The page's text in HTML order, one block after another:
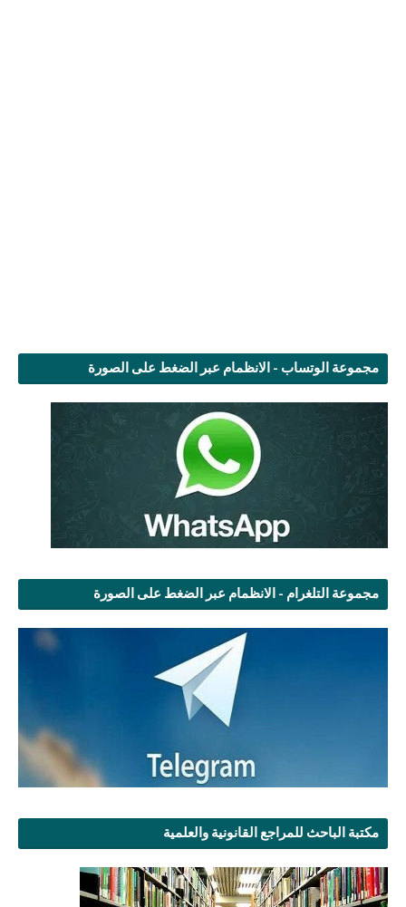
مجموعة الوتساب - الانظمام عبر الضغط على الصورة
مجموعة التلغرام - الانظمام عبر الضغط على الصورة
مكتبة الباحث للمراجع القانونية والعلمية